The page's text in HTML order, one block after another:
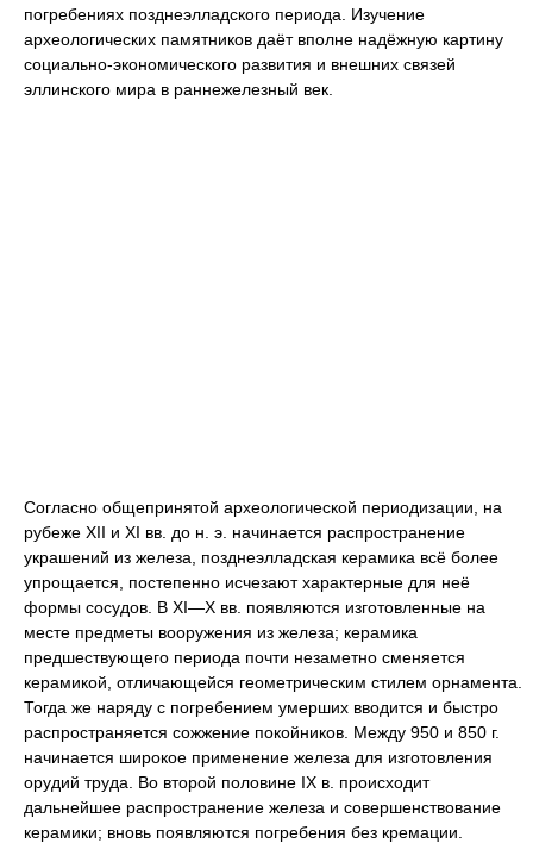
погребениях позднеэлладского периода. Изучение
археологических памятников даёт вполне надёжную картину
социально-экономического развития и внешних связей
эллинского мира в раннежелезный век.
Согласно общепринятой археологической периодизации, на
рубеже XII и XI вв. до н. э. начинается распространение
украшений из железа, позднеэлладская керамика всё более
упрощается, постепенно исчезают характерные для неё
формы сосудов. В XI—Х вв. появляются изготовленные на
месте предметы вооружения из железа; керамика
предшествующего периода почти незаметно сменяется
керамикой, отличающейся геометрическим стилем орнамента.
Тогда же наряду с погребением умерших вводится и быстро
распространяется сожжение покойников. Между 950 и 850 г.
начинается широкое применение железа для изготовления
орудий труда. Во второй половине IX в. происходит
дальнейшее распространение железа и совершенствование
керамики; вновь появляются погребения без кремации.